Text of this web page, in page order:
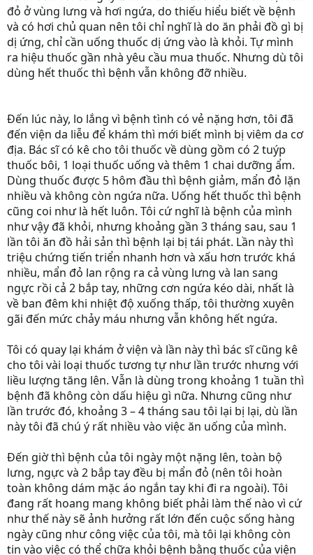
đỏ ở vùng lưng và hơi ngứa, do thiếu hiểu biết về bệnh
và có hơi chủ quan nên tôi chỉ nghĩ là do ăn phải đồ gì bị
dị ứng, chỉ cần uống thuốc dị ứng vào là khỏi. Tự mình
ra hiệu thuốc gần nhà yêu cầu mua thuốc. Nhưng dù tôi
dùng hết thuốc thì bệnh vẫn không đỡ nhiều.
Đến lúc này, lo lắng vì bệnh tình có vẻ nặng hơn, tôi đã
đến viện da liễu để khám thì mới biết mình bị viêm da cơ
địa. Bác sĩ có kê cho tôi thuốc về dùng gồm có 2 tuýp
thuốc bôi, 1 loại thuốc uống và thêm 1 chai dưỡng ẩm.
Dùng thuốc được 5 hôm đầu thì bệnh giảm, mẩn đỏ lặn
nhiều và không còn ngứa nữa. Uống hết thuốc thì bệnh
cũng coi như là hết luôn. Tôi cứ nghĩ là bệnh của mình
như vậy đã khỏi, nhưng khoảng gần 3 tháng sau, sau 1
lần tôi ăn đồ hải sản thì bệnh lại bị tái phát. Lần này thì
triệu chứng tiến triển nhanh hơn và xấu hơn trước khá
nhiều, mẩn đỏ lan rộng ra cả vùng lưng và lan sang
ngực rồi cả 2 bắp tay, những cơn ngứa kéo dài, nhất là
về ban đêm khi nhiệt độ xuống thấp, tôi thường xuyên
gãi đến mức chảy máu nhưng vẫn không hết ngứa.
Tôi có quay lại khám ở viện và lần này thì bác sĩ cũng kê
cho tôi vài loại thuốc tương tự như lần trước nhưng với
liều lượng tăng lên. Vẫn là dùng trong khoảng 1 tuần thì
bệnh đã không còn dấu hiệu gì nữa. Nhưng cũng như
lần trước đó, khoảng 3 – 4 tháng sau tôi lại bị lại, dù lần
này tôi đã chú ý rất nhiều vào việc ăn uống của mình.
Đến giờ thì bệnh của tôi ngày một nặng lên, toàn bộ
lưng, ngực và 2 bắp tay đều bị mẩn đỏ (nên tôi hoàn
toàn không dám mặc áo ngắn tay khi đi ra ngoài). Tôi
đang rất hoang mang không biết phải làm thế nào vì cứ
như thế này sẽ ảnh hưởng rất lớn đến cuộc sống hàng
ngày cũng như công việc của tôi, mà tôi lại không còn
tin vào việc có thể chữa khỏi bệnh bằng thuốc của viện